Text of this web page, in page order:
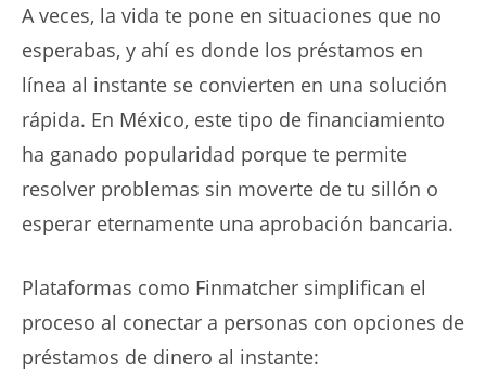
A veces, la vida te pone en situaciones que no
esperabas, y ahí es donde los préstamos en
línea al instante se convierten en una solución
rápida. En México, este tipo de financiamiento
ha ganado popularidad porque te permite
resolver problemas sin moverte de tu sillón o
esperar eternamente una aprobación bancaria.
Plataformas como Finmatcher simplifican el
proceso al conectar a personas con opciones de
préstamos de dinero al instante: